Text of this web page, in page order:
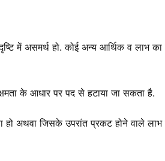
में असमर्थ हो. कोई अन्य आर्थिक व लाभ
के आधार पर पद से हटाया जा सकता है.
हो अथवा जिसके उपरांत प्रकट होने वाले